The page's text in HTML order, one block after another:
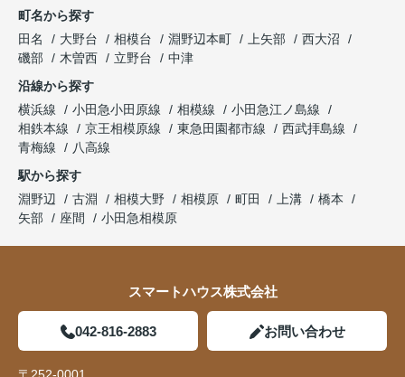
町名から探す
田名
大野台 相模台 淵野辺本町 上矢部
西大沼
磯部
木曽西 立野台
中津
沿線から探す
横浜線
小田急小田原線 相模線
小田急江ノ島線
相鉄本線
京王相模原線 東急田園都市線
西武拝島線
青梅線
八高線
駅から探す
淵野辺
古淵 相模大野 相模原 町田 上溝
橋本
矢部
座間 小田急相模原
スマートハウス株式会社
042-816-2883 お問い合わせ